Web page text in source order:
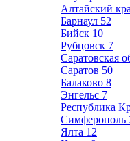
Алтайский
Барнаул 52
Бийск 10
Рубцовск 7
Саратовская
Саратов 50
Балаково 8
Энгельс 7
Республика
Симферополь
Ялта 12